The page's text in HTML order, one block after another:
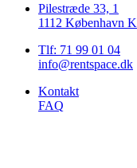
Pilestræde 33, 1
1112 København K
Tlf: 71 99 01 04
info@rentspace.dk
Kontakt
FAQ